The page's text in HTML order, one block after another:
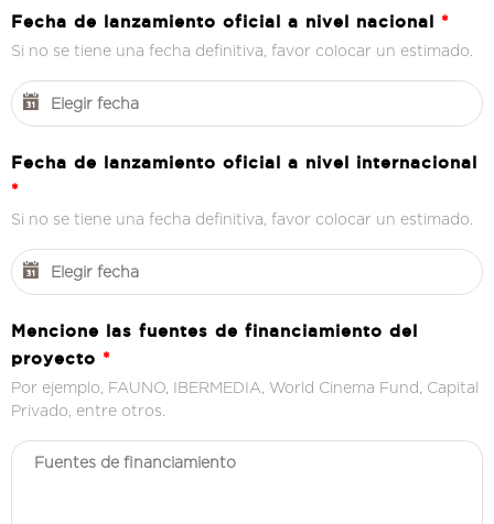
Fecha de lanzamiento oficial a nivel nacional *
Si no se tiene una fecha definitiva, favor colocar un estimado.
Fecha de lanzamiento oficial a nivel internacional
*
Si no se tiene una fecha definitiva, favor colocar un estimado.
Mencione las fuentes de financiamiento del
proyecto *
Por ejemplo, FAUNO, IBERMEDIA, World Cinema Fund, Capital
Privado, entre otros.